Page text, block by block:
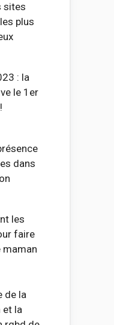
sites
plus
: la
le 1er
dans
les
faire
maman
de la
la